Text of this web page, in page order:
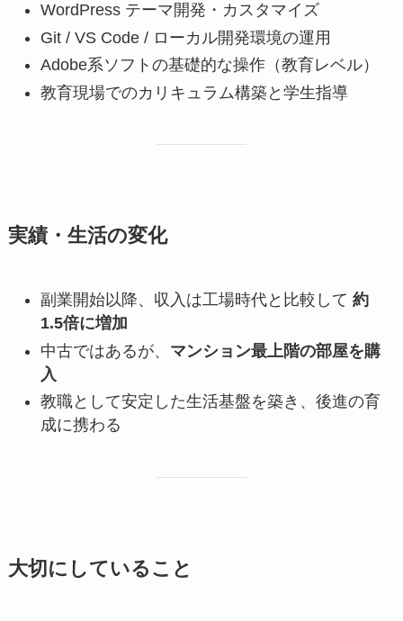
WordPress テーマ開発・カスタマイズ
Git / VS Code / ローカル開発環境の運用
Adobe系ソフトの基礎的な操作（教育レベル）
教育現場でのカリキュラム構築と学生指導
実績・生活の変化
副業開始以降、収入は工場時代と比較して 約
1.5倍に増加
中古ではあるが、 マンション最上階の部屋を購
入
教職として安定した生活基盤を築き、後進の育
成に携わる
大切にしていること